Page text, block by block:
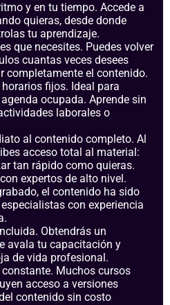
y en tu tiempo. Accede a
quieras, desde donde
tu aprendizaje.
que necesites. Puedes volver
cuantas veces desees
completamente el contenido.
fijos. Ideal para
ocupada. Aprende sin
laborales o
al contenido completo. Al
acceso total al material:
tan rápido como quieras.
expertos de alto nivel.
el contenido ha sido
con experiencia
Obtendrás un
avala tu capacitación y
de vida profesional.
Muchos cursos
acceso a versiones
contenido sin costo